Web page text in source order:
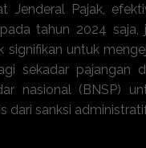
Jenderal Pajak,
tahun 2024 saja,
signifikan untuk
sekadar
nasional (BNSP)
dari sanksi